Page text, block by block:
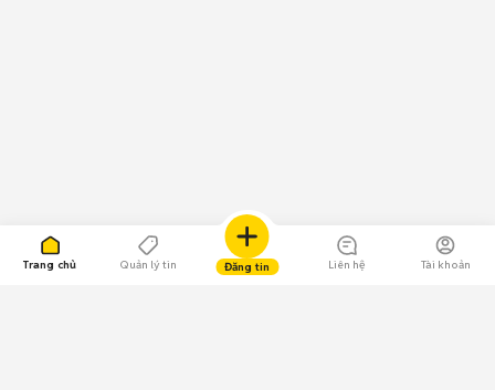
Trang chủ Quản lý tin Đăng tin Liên hệ Tài khoản